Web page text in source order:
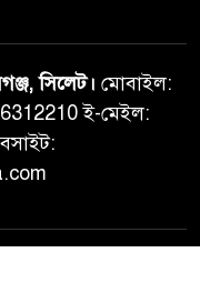
সিলেট। মোবাইল:
ই-মেইল: